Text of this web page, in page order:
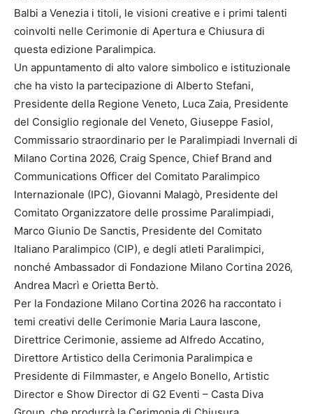
Balbi a Venezia i titoli, le visioni creative e i primi talenti
coinvolti nelle Cerimonie di Apertura e Chiusura di
questa edizione Paralimpica.
Un appuntamento di alto valore simbolico e istituzionale
che ha visto la partecipazione di Alberto Stefani,
Presidente della Regione Veneto, Luca Zaia, Presidente
del Consiglio regionale del Veneto, Giuseppe Fasiol,
Commissario straordinario per le Paralimpiadi Invernali di
Milano Cortina 2026, Craig Spence, Chief Brand and
Communications Officer del Comitato Paralimpico
Internazionale (IPC), Giovanni Malagò, Presidente del
Comitato Organizzatore delle prossime Paralimpiadi,
Marco Giunio De Sanctis, Presidente del Comitato
Italiano Paralimpico (CIP), e degli atleti Paralimpici,
nonché Ambassador di Fondazione Milano Cortina 2026,
Andrea Macrì e Orietta Bertò.
Per la Fondazione Milano Cortina 2026 ha raccontato i
temi creativi delle Cerimonie Maria Laura Iascone,
Direttrice Cerimonie, assieme ad Alfredo Accatino,
Direttore Artistico della Cerimonia Paralimpica e
Presidente di Filmmaster, e Angelo Bonello, Artistic
Director e Show Director di G2 Eventi – Casta Diva